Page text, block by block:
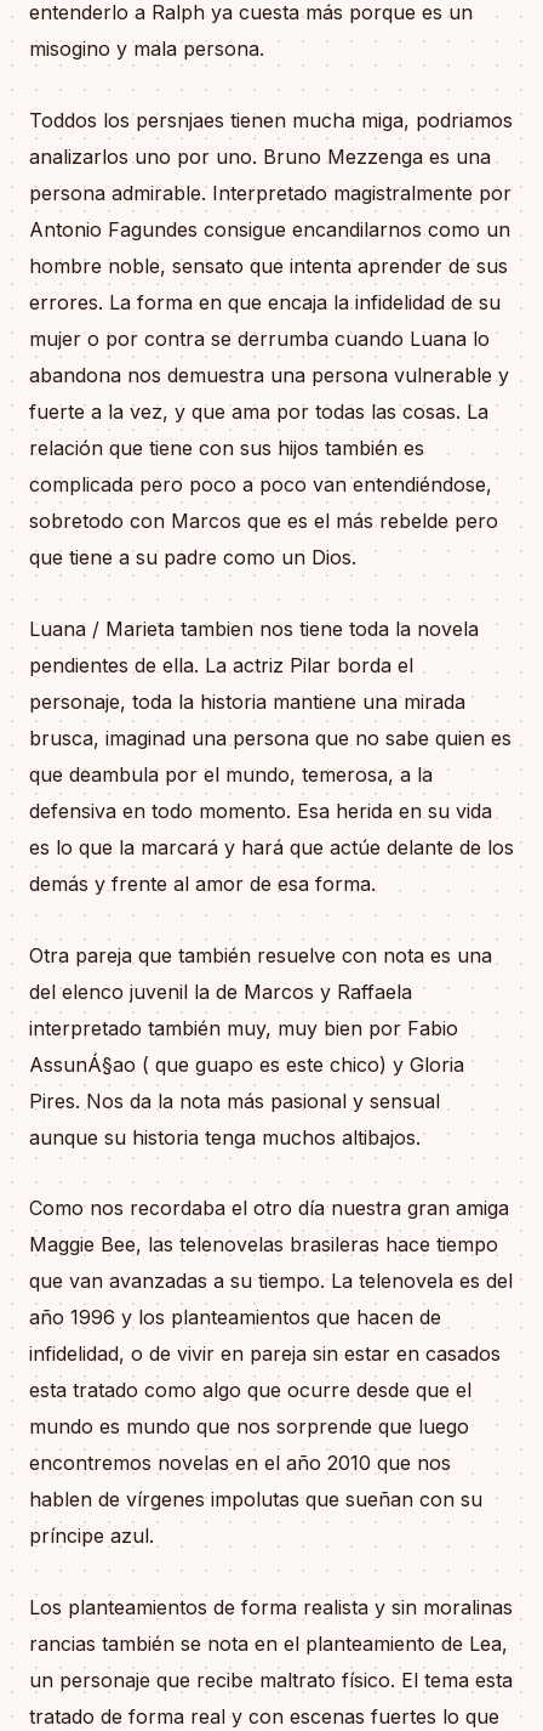
entenderlo a Ralph ya cuesta más porque es un
misogino y mala persona.
Toddos los persnjaes tienen mucha miga, podriamos
analizarlos uno por uno. Bruno Mezzenga es una
persona admirable. Interpretado magistralmente por
Antonio Fagundes consigue encandilarnos como un
hombre noble, sensato que intenta aprender de sus
errores. La forma en que encaja la infidelidad de su
mujer o por contra se derrumba cuando Luana lo
abandona nos demuestra una persona vulnerable y
fuerte a la vez, y que ama por todas las cosas. La
relación que tiene con sus hijos también es
complicada pero poco a poco van entendiéndose,
sobretodo con Marcos que es el más rebelde pero
que tiene a su padre como un Dios.
Luana / Marieta tambien nos tiene toda la novela
pendientes de ella. La actriz Pilar borda el
personaje, toda la historia mantiene una mirada
brusca, imaginad una persona que no sabe quien es
que deambula por el mundo, temerosa, a la
defensiva en todo momento. Esa herida en su vida
es lo que la marcará y hará que actúe delante de los
demás y frente al amor de esa forma.
Otra pareja que también resuelve con nota es una
del elenco juvenil la de Marcos y Raffaela
interpretado también muy, muy bien por Fabio
AssunÁ§ao ( que guapo es este chico) y Gloria
Pires. Nos da la nota más pasional y sensual
aunque su historia tenga muchos altibajos.
Como nos recordaba el otro día nuestra gran amiga
Maggie Bee, las telenovelas brasileras hace tiempo
que van avanzadas a su tiempo. La telenovela es del
año 1996 y los planteamientos que hacen de
infidelidad, o de vivir en pareja sin estar en casados
esta tratado como algo que ocurre desde que el
mundo es mundo que nos sorprende que luego
encontremos novelas en el año 2010 que nos
hablen de vírgenes impolutas que sueñan con su
príncipe azul.
Los planteamientos de forma realista y sin moralinas
rancias también se nota en el planteamiento de Lea,
un personaje que recibe maltrato físico. El tema esta
tratado de forma real y con escenas fuertes lo que